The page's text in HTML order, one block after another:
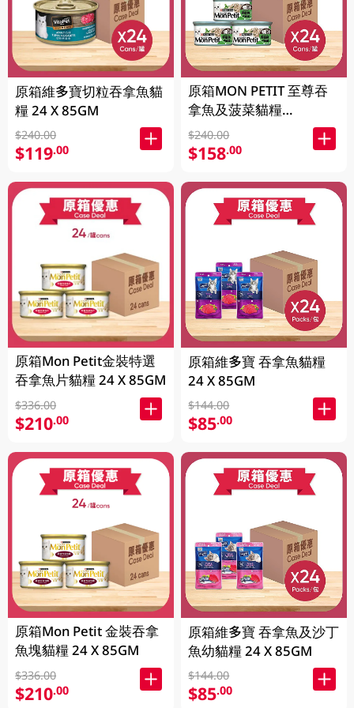
原箱維多寶切粒吞拿魚貓
糧 24 X 85GM
$240.00
$119.00
原箱Mon Petit金裝特選
吞拿魚片貓糧 24 X 85GM
$336.00
$210.00
原箱Mon Petit 金裝吞拿
魚塊貓糧 24 X 85GM
$336.00
$210.00
原箱MON PETIT 至尊吞
拿魚及菠菜貓糧
24X85GM
$240.00
$158.00
原箱維多寶 吞拿魚貓糧
24 X 85GM
$144.00
$85.00
原箱維多寶 吞拿魚及沙丁
魚幼貓糧 24 X 85GM
$144.00
$85.00